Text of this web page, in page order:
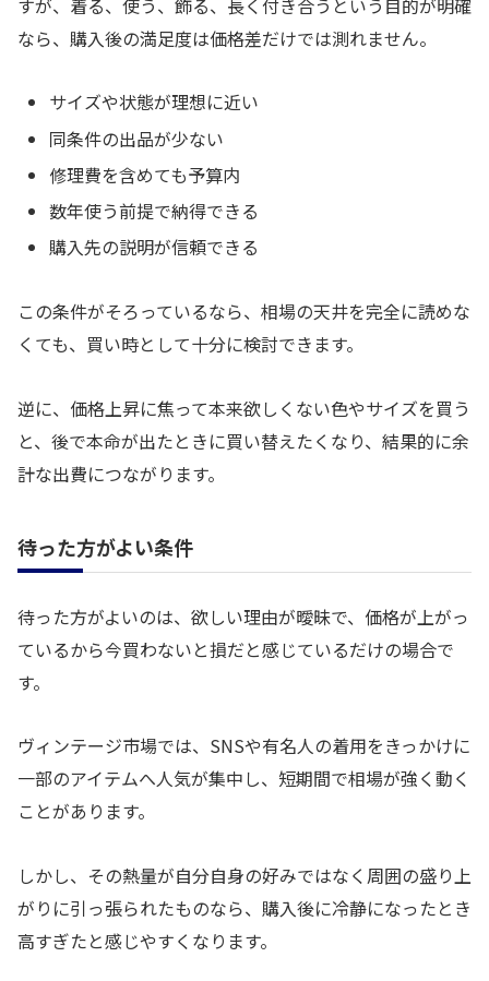
なら、購入後の満足度は価格差だけでは測れません。
サイズや状態が理想に近い
同条件の出品が少ない
修理費を含めても予算内
数年使う前提で納得できる
購入先の説明が信頼できる
この条件がそろっているなら、相場の天井を完全に読めな
くても、買い時として十分に検討できます。
逆に、価格上昇に焦って本来欲しくない色やサイズを買う
と、後で本命が出たときに買い替えたくなり、結果的に余
計な出費につながります。
待った方がよい条件
待った方がよいのは、欲しい理由が曖昧で、価格が上がっ
ているから今買わないと損だと感じているだけの場合で
す。
ヴィンテージ市場では、SNSや有名人の着用をきっかけに
一部のアイテムへ人気が集中し、短期間で相場が強く動く
ことがあります。
しかし、その熱量が自分自身の好みではなく周囲の盛り上
がりに引っ張られたものなら、購入後に冷静になったとき
高すぎたと感じやすくなります。